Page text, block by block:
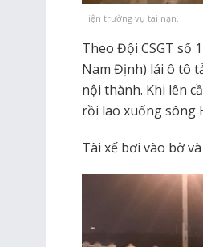
Hiện trường vụ tai nạn.
Theo Đội CSGT số
Nam Định) lái ô tô
nội thành. Khi lên
rồi lao xuống sông
Tài xế bơi vào bờ